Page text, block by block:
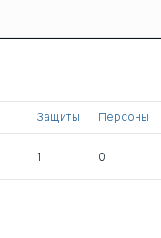
0
Защиты Персоны
1 0